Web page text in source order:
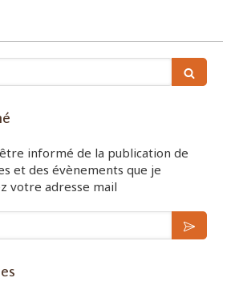
informé de la publication de
et des évènements que je
votre adresse mail